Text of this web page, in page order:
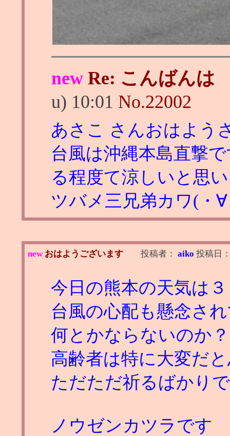
new Re: こんばんは
u) 10:01 No.22002
あさこ さんおはよう
台風は沖縄本島直撃
る程度て涼しいと思
ツバメ三兄弟カワ(・
new おはようございます 投稿者： aiko 投稿日
今日の熊本の天気は
台風の心配も懸念さ
何とかならないのか？
高齢者は特に大変だ
ただただ祈るばかり
ノウゼンカツラです